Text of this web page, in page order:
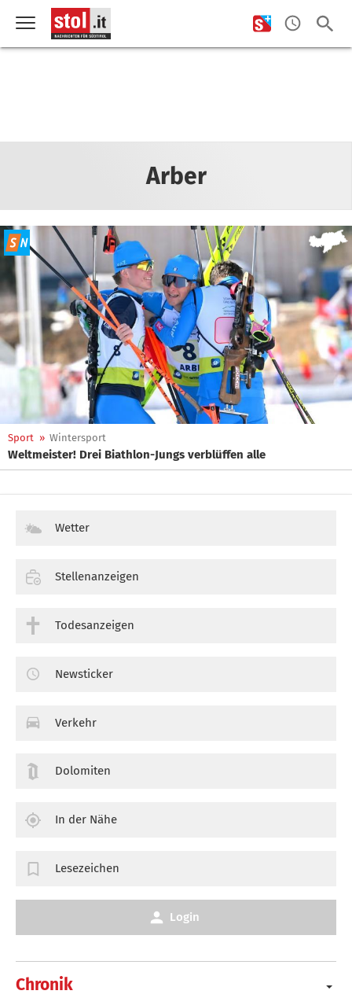
Arber
Sport » Wintersport
Weltmeister! Drei Biathlon-Jungs verblüffen alle
Chronik
Wetter
Stellenanzeigen
Todesanzeigen
Newsticker
Verkehr
Dolomiten
In der Nähe
Lesezeichen
Login